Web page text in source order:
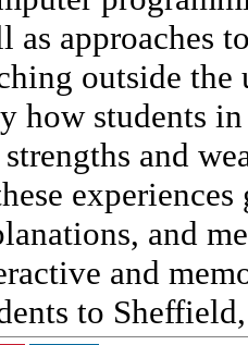
as approaches
outside
how students
and
and
and
to